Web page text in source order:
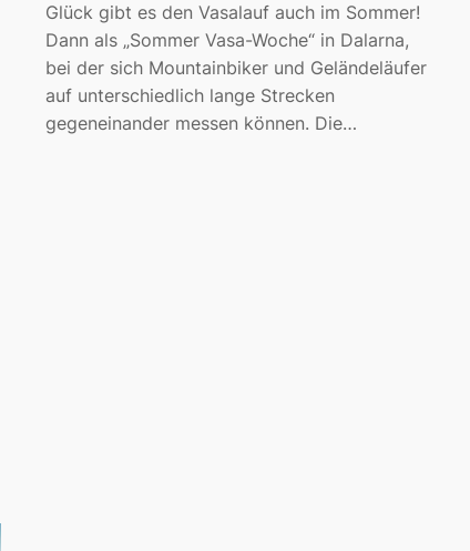
Glück gibt es den Vasalauf auch im Sommer!
Dann als „Sommer Vasa-Woche“ in Dalarna,
bei der sich Mountainbiker und Geländeläufer
auf unterschiedlich lange Strecken
gegeneinander messen können. Die…